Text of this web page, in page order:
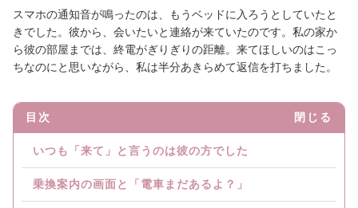
スマホの通知音が鳴ったのは、もうベッドに入ろうとしていたと
きでした。彼から、会いたいと連絡が来ていたのです。私の家か
ら彼の部屋までは、終電がぎりぎりの距離。来てほしいのはこっ
ちなのにと思いながら、私は半分あきらめて返信を打ちました。
目次 閉じる
いつも「来て」と言うのは彼の方でした
乗換案内の画面と「電車まだあるよ？」